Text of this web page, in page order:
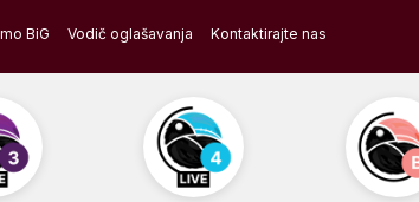
BiG Vodič oglašavanja Kontaktirajte nas